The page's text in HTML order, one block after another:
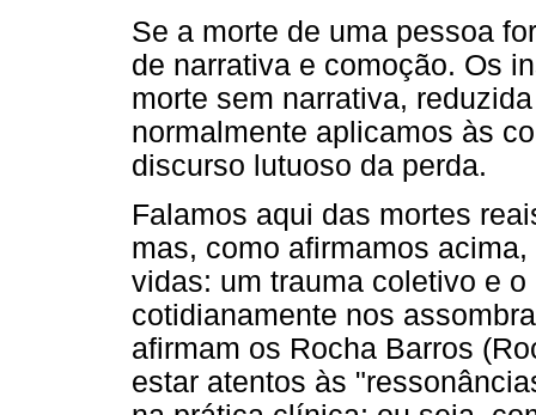
Se a morte de uma pessoa
de narrativa e comoção. Os
morte sem narrativa,
normalmente aplicamos às
discurso lutuoso da perda.
Falamos aqui das mortes
mas, como afirmamos
vidas: um trauma coletivo e
cotidianamente nos
afirmam os Rocha Barros
estar atentos às